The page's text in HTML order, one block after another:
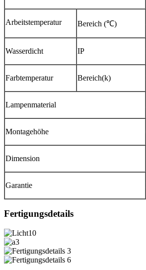
Arbeitstemperatur Bereich (℃)
Wasserdicht IP
Farbtemperatur Bereich(k)
Lampenmaterial
Montagehöhe
Dimension
Garantie
Fertigungsdetails